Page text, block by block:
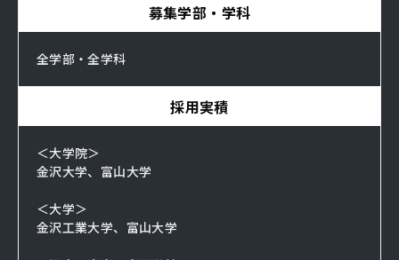
募集学部・学科
全学部・全学科
採用実積
＜大学院＞
金沢大学、富山大学
＜大学＞
金沢工業大学、富山大学